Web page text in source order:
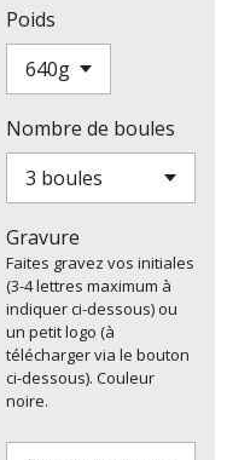
Poids
Nombre de boules
Gravure
Faites gravez vos initiales
(3-4 lettres maximum à
indiquer ci-dessous) ou
un petit logo (à
télécharger via le bouton
ci-dessous). Couleur
noire.